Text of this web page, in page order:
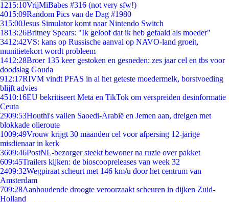
1215:10VrijMiBabes #316 (not very sfw!)
4015:09Random Pics van de Dag #1980
315:00Jesus Simulator komt naar Nintendo Switch
1813:26Britney Spears: "Ik geloof dat ik heb gefaald als moeder"
3412:42VS: kans op Russische aanval op NAVO-land groeit,
munitietekort wordt probleem
1412:28Broer 135 keer gestoken en gesneden: zes jaar cel en tbs voor
doodslag Gouda
912:17RIVM vindt PFAS in al het geteste moedermelk, borstvoeding
blijft advies
4510:16EU bekritiseert Meta en TikTok om verspreiden desinformatie
Ceuta
2909:53Houthi's vallen Saoedi-Arabië en Jemen aan, dreigen met
blokkade olieroute
1009:49Vrouw krijgt 30 maanden cel voor afpersing 12-jarige
misdienaar in kerk
3609:46PostNL-bezorger steekt bewoner na ruzie over pakket
609:45Trailers kijken: de bioscoopreleases van week 32
2409:32Wegpiraat scheurt met 146 km/u door het centrum van
Amsterdam
709:28Aanhoudende droogte veroorzaakt scheuren in dijken Zuid-
Holland